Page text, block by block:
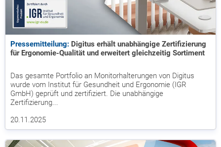
Pressemitteilung: Digitus erhält unabhängige Zertifizierung
für Ergonomie-Qualität und erweitert gleichzeitig Sortiment
Das gesamte Portfolio an Monitorhalterungen von Digitus
wurde vom Institut für Gesundheit und Ergonomie (IGR
GmbH) geprüft und zertifiziert. Die unabhängige
Zertifizierung...
20.11.2025